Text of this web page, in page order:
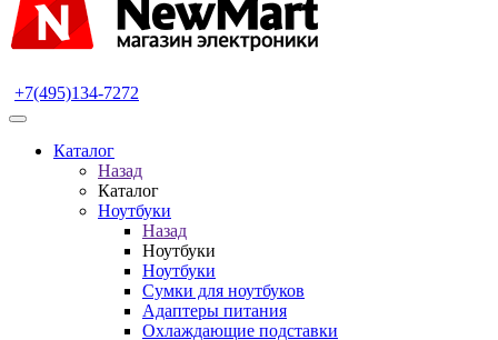
+7(495)134-7272
Каталог
Назад
Каталог
Ноутбуки
Назад
Ноутбуки
Ноутбуки
Сумки для ноутбуков
Адаптеры питания
Охлаждающие подставки